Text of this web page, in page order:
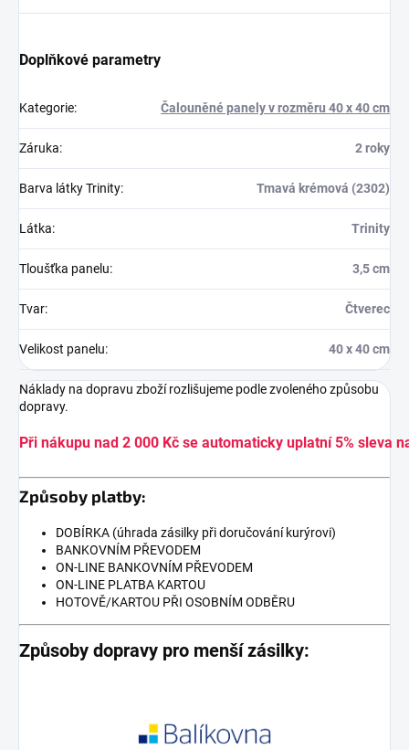
Doplňkové parametry
Kategorie: Čalouněné panely v rozměru 40 x 40 cm
Záruka: 2 roky
Barva látky Trinity: Tmavá krémová (2302)
Látka: Trinity
Tloušťka panelu: 3,5 cm
Tvar: Čtverec
Velikost panelu: 40 x 40 cm
Náklady na dopravu zboží rozlišujeme podle zvoleného způsobu
dopravy.
Při nákupu nad 2 000 Kč se automaticky uplatní 5% sleva
Způsoby platby:
DOBÍRKA (úhrada zásilky při doručování kurýrovi)
BANKOVNÍM PŘEVODEM
ON-LINE BANKOVNÍM PŘEVODEM
ON-LINE PLATBA KARTOU
HOTOVĚ/KARTOU PŘI OSOBNÍM ODBĚRU
Způsoby dopravy pro menší zásilky: